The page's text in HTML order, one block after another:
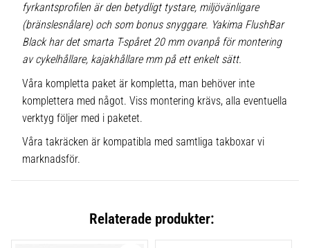
fyrkantsprofilen är den betydligt tystare, miljövänligare
(bränslesnålare) och som bonus snyggare. Yakima FlushBar
Black har det smarta T-spåret 20 mm ovanpå för montering
av cykelhållare, kajakhållare mm på ett enkelt sätt.
Våra kompletta paket är kompletta, man behöver inte
komplettera med något. Viss montering krävs, alla eventuella
verktyg följer med i paketet.
Våra takräcken är kompatibla med samtliga takboxar vi
marknadsför.
Relaterade produkter: